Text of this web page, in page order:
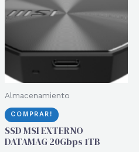
Almacenamiento
COMPRAR!
SSD MSI EXTERNO
DATAMAG 20Gbps 1TB